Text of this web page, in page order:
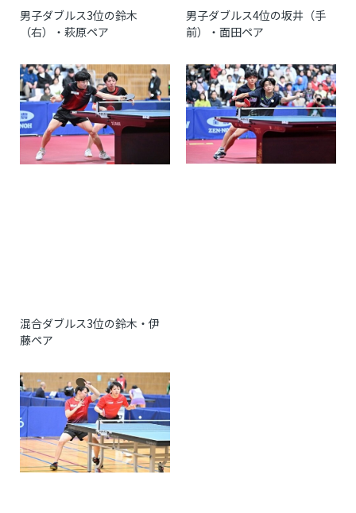
男子ダブルス3位の鈴木
（右）・萩原ペア
男子ダブルス4位の坂井（手
前）・面田ペア
混合ダブルス3位の鈴木・伊
藤ペア